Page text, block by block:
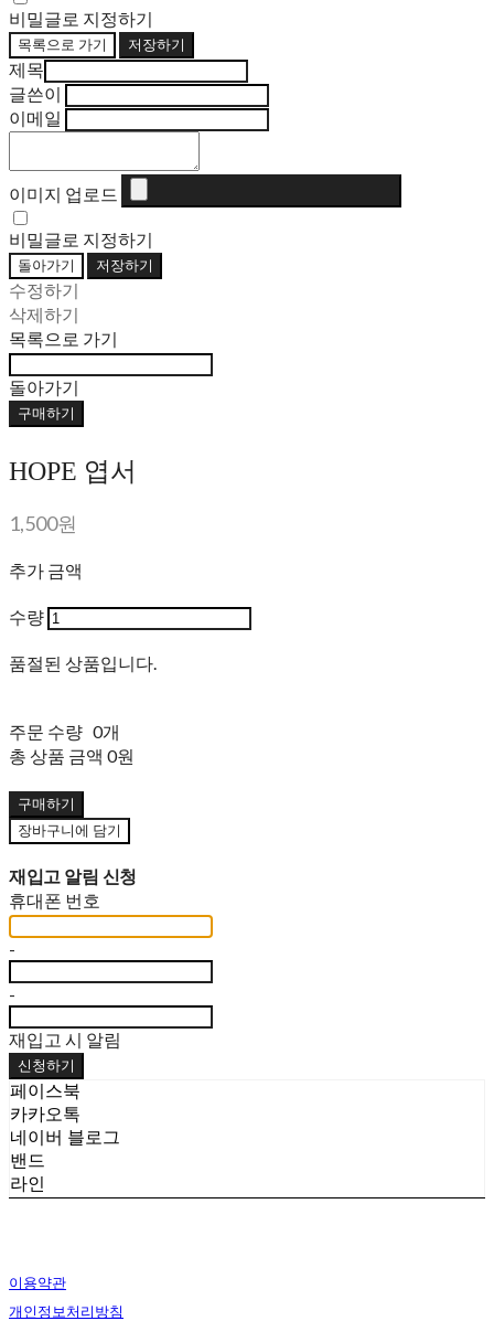
비밀글로 지정하기
목록으로 가기 저장하기
제목
글쓴이
이메일
이미지 업로드
비밀글로 지정하기
돌아가기 저장하기
수정하기
삭제하기
목록으로 가기
돌아가기
구매하기
HOPE 엽서
1,500원
추가 금액
수량
품절된 상품입니다.
주문 수량 0개
총 상품 금액 0원
구매하기
장바구니에 담기
재입고 알림 신청
휴대폰 번호
-
-
재입고 시 알림
신청하기
페이스북
카카오톡
네이버 블로그
밴드
라인
이용약관
개인정보처리방침